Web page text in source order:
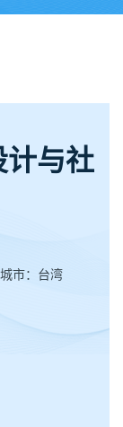
计与社
城市：台湾